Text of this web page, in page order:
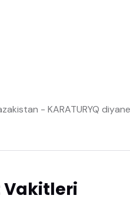
- KARATURYQ
Vakitleri